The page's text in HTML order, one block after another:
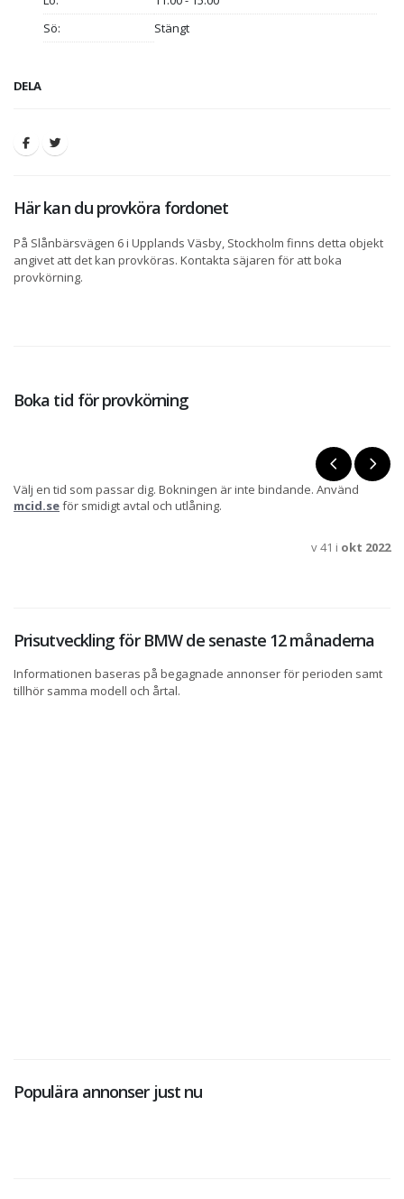
Sö:
Stängt
DELA
Här kan du provköra fordonet
På Slånbärsvägen 6 i Upplands Väsby, Stockholm finns detta objekt
angivet att det kan provköras. Kontakta säjaren för att boka
provkörning.
Boka tid för provkörning
Välj en tid som passar dig. Bokningen är inte bindande. Använd
mcid.seför smidigt avtal och utlåning.
v 41 i okt 2022
Prisutveckling för BMW de senaste 12 månaderna
Informationen baseras på begagnade annonser för perioden samt
tillhör samma modell och årtal.
Populära annonser just nu